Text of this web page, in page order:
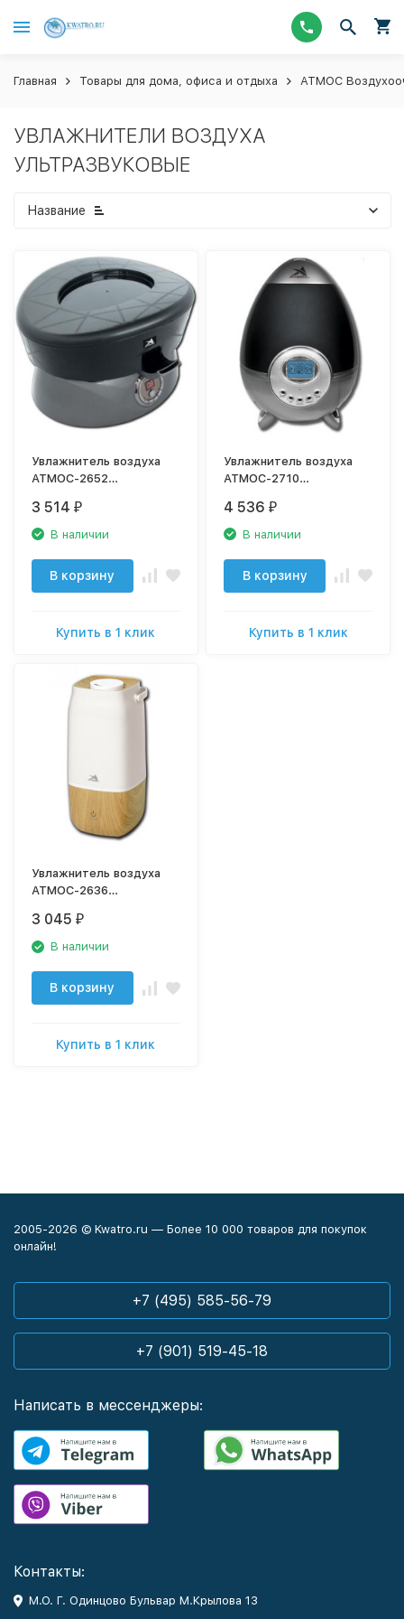
Главная Товары для дома, офиса и отдыха АТМОС
УВЛАЖНИТЕЛИ ВОЗДУХА
УЛЬТРАЗВУКОВЫЕ
Название
Увлажнитель воздуха
АТМОС-2652
3 514 ₽
В наличии
В корзину
Купить в 1 клик
Увлажнитель воздуха
АТМОС-2710
4 536 ₽
В наличии
В корзину
Купить в 1 клик
Увлажнитель воздуха
АТМОС-2636
3 045 ₽
В наличии
В корзину
Купить в 1 клик
2005-2026 © Kwatro.ru — Более 10 000 товаров для покупок
онлайн!
+7 (495) 585-56-79
+7 (901) 519-45-18
Написать в мессенджеры:
Контакты:
М.О. Г. Одинцово Бульвар М.Крылова 13